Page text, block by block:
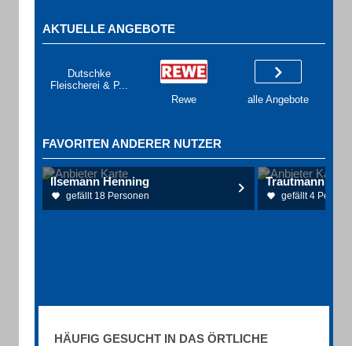
AKTUELLE ANGEBOTE
Dutschke
Fleischerei & P...
Rewe
alle Angebote
FAVORITEN ANDERER NUTZER
Ilsemann Henning
gefällt 18 Personen gefällt 4
HÄUFIG GESUCHT IN DAS ÖRTLICHE